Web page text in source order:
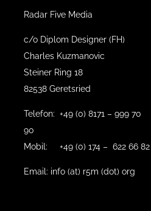
Radar Five Media
c/o Diplom Designer (FH)
Charles Kuzmanovic
Steiner Ring 18
82538 Geretsried
Telefon: +49 (0) 8171 – 999 70
90
Mobil: +49 (0) 174 – 622 66 82
Email: info (at) r5m (dot) org